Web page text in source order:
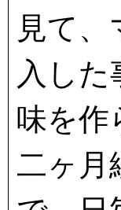
見て
入し
味を
二ヶ月